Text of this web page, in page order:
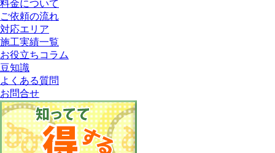
料金について
ご依頼の流れ
対応エリア
施工実績一覧
お役立ちコラム
豆知識
よくある質問
お問合せ